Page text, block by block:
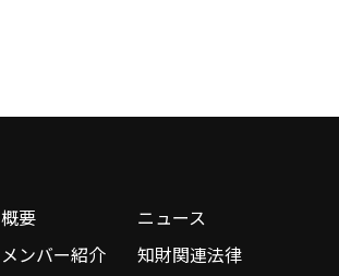
概要
ニュース
メンバー紹介
知財関連法律